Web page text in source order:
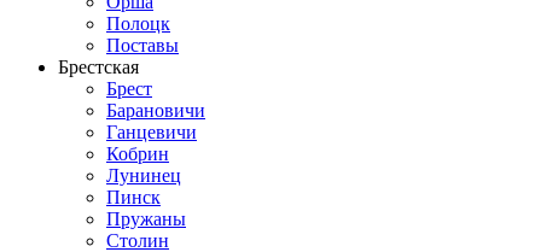
Полоцк
Поставы
Брестская
Брест
Барановичи
Ганцевичи
Кобрин
Лунинец
Пинск
Пружаны
Столин